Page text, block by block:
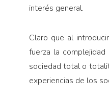
interés general.
Claro que al
fuerza la
sociedad total o
experiencias de los